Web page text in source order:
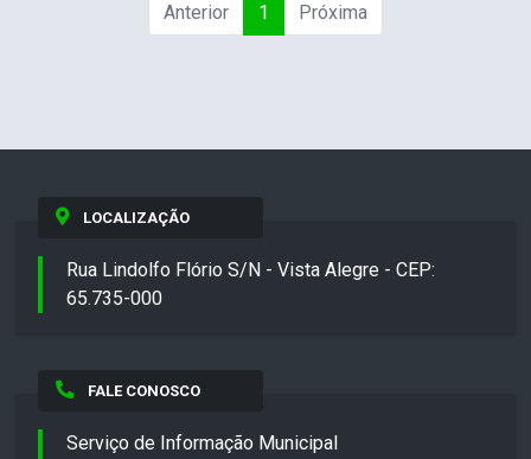
Anterior 1 Próxima
LOCALIZAÇÃO
Rua Lindolfo Flório S/N - Vista Alegre - CEP:
65.735-000
FALE CONOSCO
Serviço de Informação Municipal